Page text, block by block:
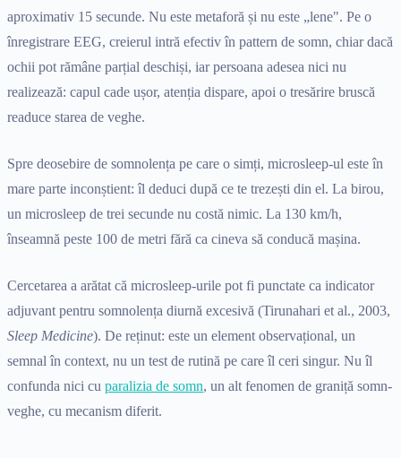
aproximativ 15 secunde. Nu este metaforă și nu este „lene". Pe o
înregistrare EEG, creierul intră efectiv în pattern de somn, chiar dacă
ochii pot rămâne parțial deschiși, iar persoana adesea nici nu
realizează: capul cade ușor, atenția dispare, apoi o tresărire bruscă
readuce starea de veghe.
Spre deosebire de somnolența pe care o simți, microsleep-ul este în
mare parte inconștient: îl deduci după ce te trezești din el. La birou,
un microsleep de trei secunde nu costă nimic. La 130 km/h,
înseamnă peste 100 de metri fără ca cineva să conducă mașina.
Cercetarea a arătat că microsleep-urile pot fi punctate ca indicator
adjuvant pentru somnolența diurnă excesivă (Tirunahari et al., 2003,
Sleep Medicine). De reținut: este un element observațional, un
semnal în context, nu un test de rutină pe care îl ceri singur. Nu îl
confunda nici cu paralizia de somn, un alt fenomen de graniță somn-
veghe, cu mecanism diferit.